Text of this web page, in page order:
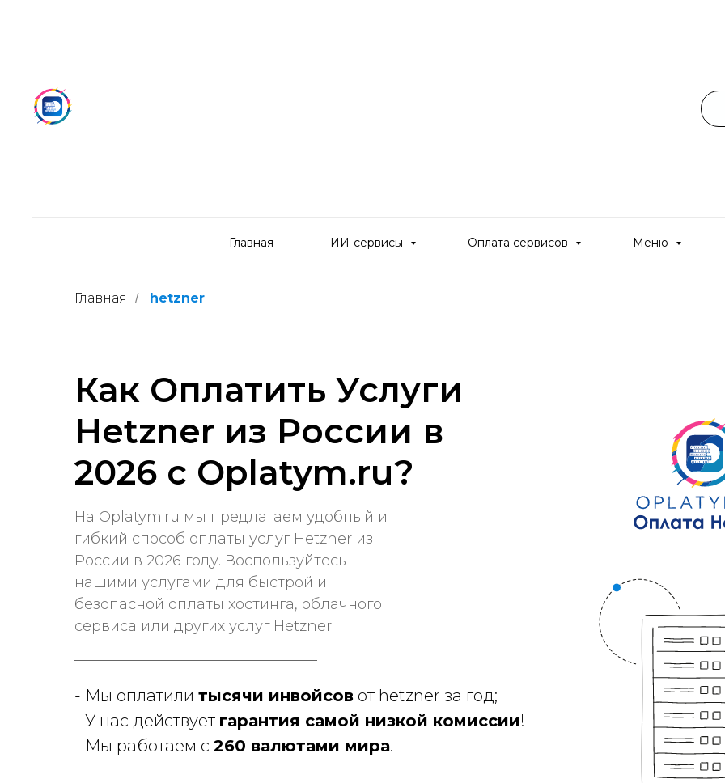
Главная ИИ-сервисы Оплата сервисов Меню
Главная / hetzner
Как Оплатить Услуги
Hetzner из России в
2026 с Oplatym.ru?
На Oplatym.ru мы предлагаем удобный и
гибкий способ оплаты услуг Hetzner из
России в 2026 году. Воспользуйтесь
нашими услугами для быстрой и
безопасной оплаты хостинга, облачного
сервиса или других услуг Hetzner
- Мы оплатили тысячи инвойсов от hetzner за год;
- У нас действует гарантия самой низкой комиссии!
- Мы работаем с 260 валютами мира.